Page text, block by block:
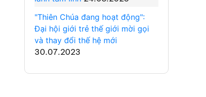
"Thiên Chúa đang hoạt động":
Đại hội giới trẻ thế giới mời gọi
và thay đổi thế hệ mới
30.07.2023